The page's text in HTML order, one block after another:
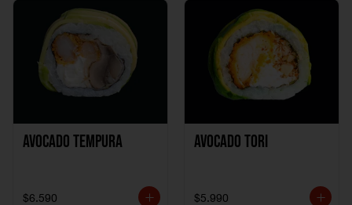
Avocado Tempura
$6.590
Avocado Tori
$5.990